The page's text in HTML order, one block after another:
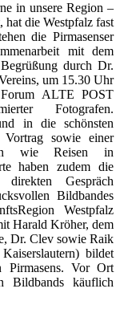
in unsere Region –
hat die Westpfalz fast
die Pirmasenser
mit dem
durch Dr.
um 15.30 Uhr
ALTE POST
Fotografen.
in die schönsten
Vortrag sowie einer
wie Reisen in
haben zudem die
Gespräch
Bildbandes
Westpfalz
Harald Kröher, dem
Dr. Clev sowie Raik
bildet
Pirmasens. Vor Ort
Bildbands käuflich